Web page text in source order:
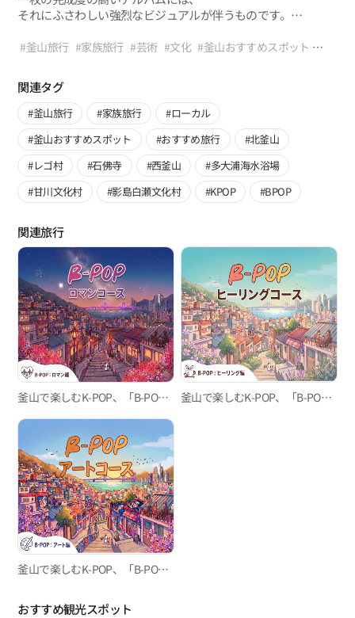
癒すメッセージを込めた曲が大きな愛を受けているように。
今回のB-POP「ヒーリング」コースは、
そして閑静な伝統と温かい人の温もりをたどる旅です。
日常の散歩道や人情味あふれる市場の路地へと続くこの道を歩
けば、
いつの間にか張り詰めていた心の緊張がすっと解けるのを経験
することでしょう。
それにふさわしい強烈なビジュアルが伴うものです。
閑静な森を経て多彩なリズムをたどってきたB-
（Art）」コースです。
これまでの旅が釜山の隠れたメロディーを聴かせてくれたとす
れば、今回のコースは視覚と聴覚を同時に魅了する緻密で
「コンセプチュアル（Conceptual）なK-POPアートフィルム」
の中に直接足を踏み入れる経験をお届けします。 今日、K-
POPは単なる聴く音楽を超え、ファッション、映像美、
そして独創的な世界観が結合した一つの完璧な「総合芸術」
として全世界から認められています。釜山もまた同じです。
放棄された工場が感覚的な文化空間として生まれ変わり、
青い海の上をポップアートのような原色の列車が走ります。
今回のB-POP「芸術」コースは、
釜山が抱く様々な形態の美学をたどる旅です。
現代美術のインスピレーションからシネマティックな風景、
そして一枚のアルバムジャケットのようなレトロな感性まで。
足を踏み入れるすべての場所が完璧にセッティングされたミュ
ージックビデオのセット場になる、
魔法のような一日を経験してみてください。
ブルーラインパーク
POPミュージックビデオのセット場を歩いているかのような
圧倒的な空間感 ‧ インダストリアル、シネマティック、
ポップアートなど多彩な視覚的楽しみ ‧
芸術的なインスピレーションと感覚的な認証ショットを同時に
残せるルート ‧
一枚の完璧なコンセプトアルバムを完成させる釜山のランドマ
ークツアー
#釜山旅行 #家族旅行 #芸術 #文化 #釜山おすすめスポット
#映画の通り
関連タグ
#釜山旅行 #家族旅行
#ローカル
#釜山おすすめスポット
#おすすめ旅行
#北釜山
#レゴ村
#石佛寺 #西釜山
#多大浦海水浴場
#甘川文化村
#影島白瀬文化村 #KPOP #BPOP
関連旅行
釜山で楽しむK-POP、「B-POP」“ロマン”コース 釜山で楽しむK-POP、「B-POP」"ヒーリング"コース
釜山で楽しむK-POP、「B-POP」『芸術』コース
おすすめ観光スポット